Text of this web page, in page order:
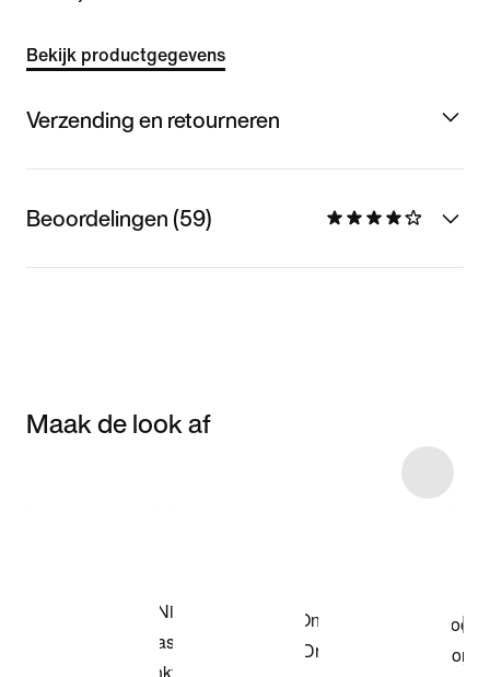
Bekijk productgegevens
Verzending en retourneren
Beoordelingen (59)
Maak de look af